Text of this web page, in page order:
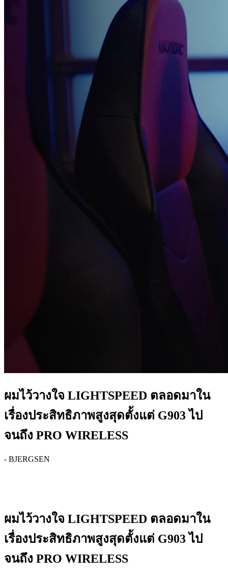
ผมไว้วางใจ LIGHTSPEED ตลอดมาใน
เรื่องประสิทธิภาพสูงสุดตั้งแต่ G903 ไป
จนถึง PRO WIRELESS
- BJERGSEN
ผมไว้วางใจ LIGHTSPEED ตลอดมาใน
เรื่องประสิทธิภาพสูงสุดตั้งแต่ G903 ไป
จนถึง PRO WIRELESS